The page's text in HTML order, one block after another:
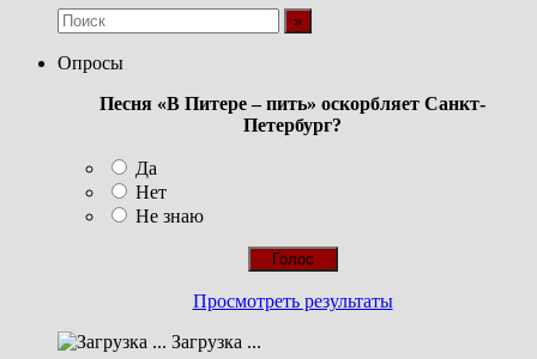
Опросы
Песня «В Питере – пить» оскорбляет Санкт-
Петербург?
Да
Нет
Не знаю
Просмотреть результаты
Загрузка ...